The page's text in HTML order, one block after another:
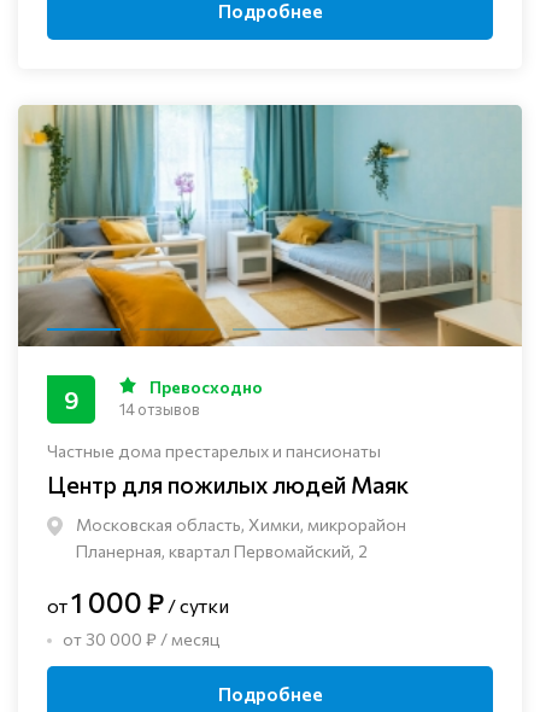
Подробнее
Частные дома престарелых и пансионаты
Центр для пожилых людей Маяк
Московская область, Химки, микрорайон
Планерная, квартал Первомайский, 2
9 Превосходно
14 отзывов
от1 000 ₽ / сутки
от 30 000 ₽ / месяц
Подробнее